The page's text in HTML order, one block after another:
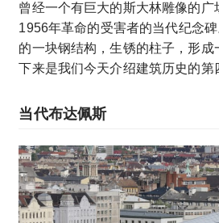
曾经一个有巨大的斯大林雕像的广
1956年革命的受害者的当代纪念
的一块钢结构，生锈的柱子，形成
下来是我们今天介绍建筑历史的第
当代布达佩斯